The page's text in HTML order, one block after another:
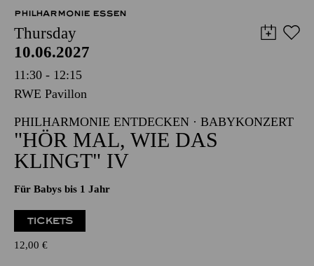
PHILHARMONIE ESSEN
Thursday
10.06.2027
11:30 - 12:15
RWE Pavillon
PHILHARMONIE ENTDECKEN · BABYKONZERT
"HÖR MAL, WIE DAS
KLINGT" IV
Für Babys bis 1 Jahr
TICKETS
12,00 €